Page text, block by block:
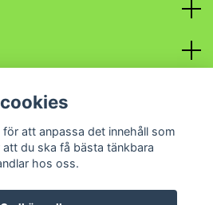
att anpassa det innehåll som
du ska få bästa tänkbara
hos oss.